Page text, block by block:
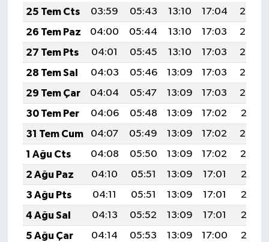
25 Tem Cts
03:59 05:43 13:10 17:04
20:26
26 Tem Paz
04:00 05:44 13:10 17:03
20:25
27 Tem Pts
04:01 05:45 13:10 17:03
20:24
28 Tem Sal
04:03 05:46 13:09 17:03
20:23
29 Tem Çar
04:04 05:47 13:09 17:03
20:22
30 Tem Per
04:06 05:48 13:09 17:02
20:21
31 Tem Cum
04:07 05:49 13:09 17:02
20:20
1 Ağu Cts
04:08 05:50 13:09 17:02
20:19
2 Ağu Paz
04:10 05:51 13:09 17:01
20:18
3 Ağu Pts
04:11 05:51 13:09 17:01
20:17
4 Ağu Sal
04:13 05:52 13:09 17:01
20:16
5 Ağu Çar
04:14 05:53 13:09 17:00
20:15